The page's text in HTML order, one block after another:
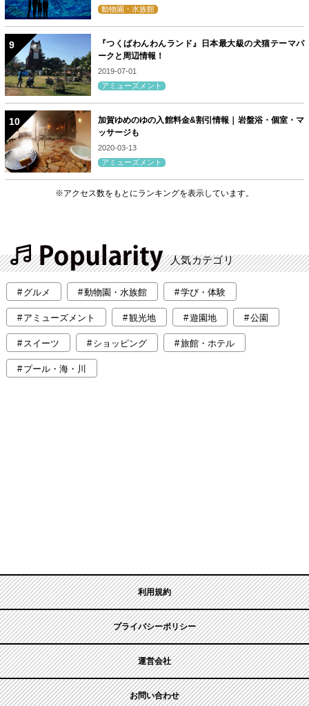
動物園・水族館
『つくばわんわんランド』日本最大級の犬猫テーマパ
ークと周辺情報！
2019-07-01
アミューズメント
加賀ゆめのゆの入館料金&割引情報｜岩盤浴・個室・マ
ッサージも
2020-03-13
アミューズメント
※アクセス数をもとにランキングを表示しています。
人気カテゴリ
グルメ 動物園・水族館 学び・体験
アミューズメント 観光地 遊園地 公園
スイーツ ショッピング 旅館・ホテル
プール・海・川
利用規約
プライバシーポリシー
運営会社
お問い合わせ